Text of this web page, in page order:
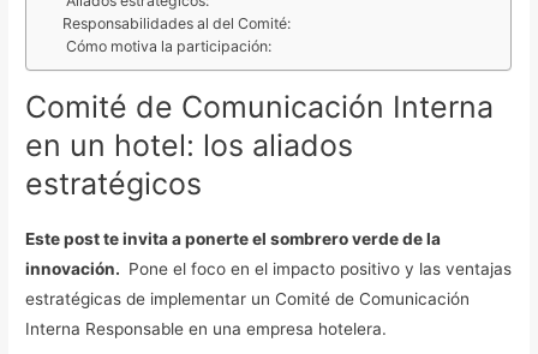
Responsabilidades al del Comité:
Cómo motiva la participación:
Comité de Comunicación Interna
en un hotel: los aliados
estratégicos
Este post te invita a ponerte el sombrero verde de la
innovación. Pone el foco en el impacto positivo y las ventajas
estratégicas de implementar un Comité de Comunicación
Interna Responsable en una empresa hotelera.